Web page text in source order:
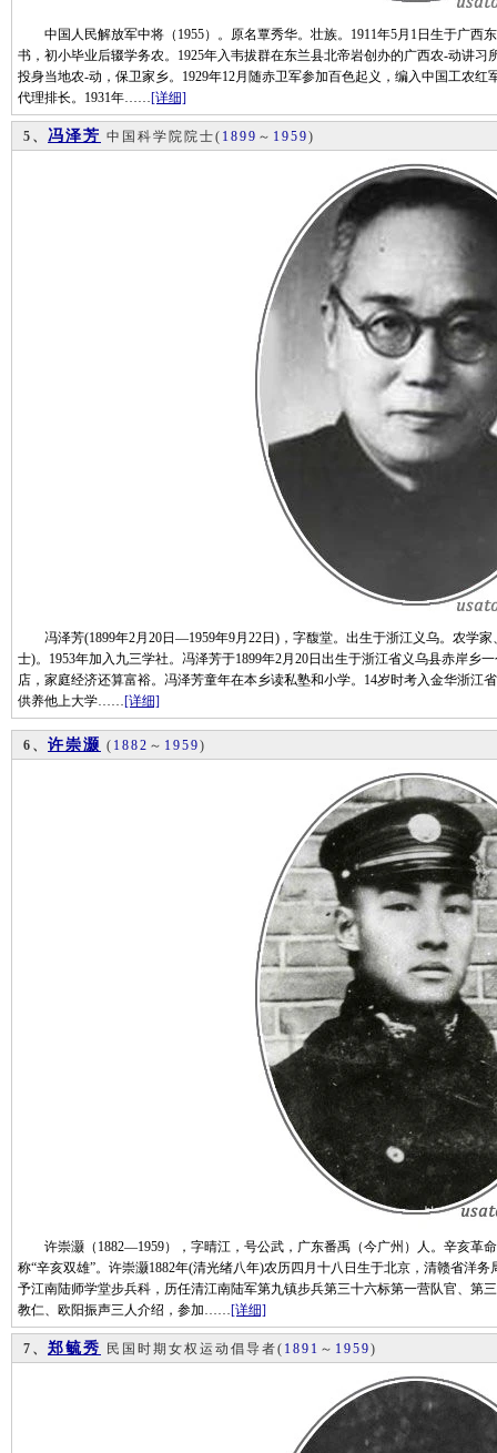
中国人民解放军中将（1955）。原名覃秀华。壮族。1911年5月1日生于广西
书，初小毕业后辍学务农。1925年入韦拔群在东兰县北帝岩创办的广西农-动讲
投身当地农-动，保卫家乡。1929年12月随赤卫军参加百色起义，编入中国工农
代理排长。1931年……[详细]
5、 冯泽芳 中国科学院院士( 1899 ～ 1959)
冯泽芳(1899年2月20日—1959年9月22日)，字馥堂。出生于浙江义乌。农学家
士)。1953年加入九三学社。冯泽芳于1899年2月20日出生于浙江省义乌县赤岸乡
店，家庭经济还算富裕。冯泽芳童年在本乡读私塾和小学。14岁时考入金华浙江
供养他上大学……[详细]
6、 许崇灏 ( 1882 ～ 1959)
许崇灏（1882—1959），字晴江，号公武，广东番禹（今广州）人。辛亥革
称“辛亥双雄”。许崇灏1882年(清光绪八年)农历四月十八日生于北京，清赣省洋
予江南陆师学堂步兵科，历任清江南陆军第九镇步兵第三十六标第一营队官、第
教仁、欧阳振声三人介绍，参加……[详细]
7、 郑毓秀 民国时期女权运动倡导者( 1891 ～ 1959)